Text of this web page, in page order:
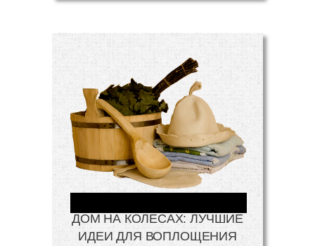
ДОМ НА КОЛЕСАХ: ЛУЧШИЕ
ИДЕИ ДЛЯ ВОПЛОЩЕНИЯ